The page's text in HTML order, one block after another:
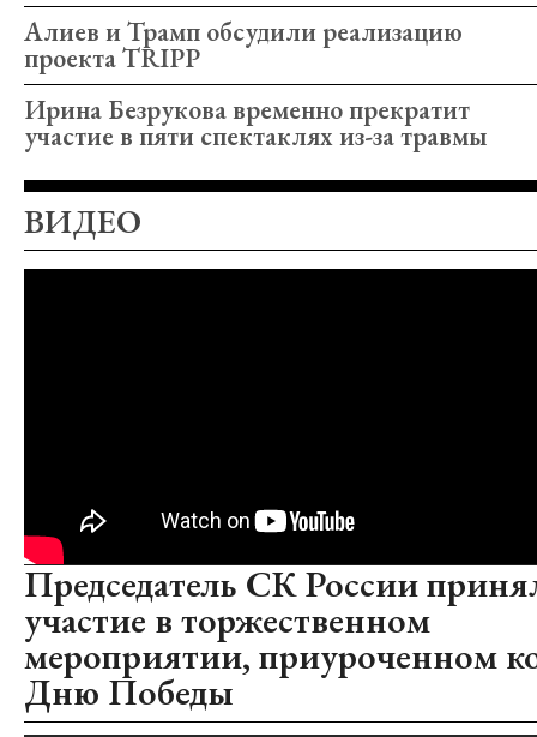
Алиев и Трамп обсудили реализацию
проекта TRIPP
Ирина Безрукова временно прекратит
участие в пяти спектаклях из-за травмы
ВИДЕО
Председатель СК России
участие в торжественном
мероприятии, приуроченном
Дню Победы